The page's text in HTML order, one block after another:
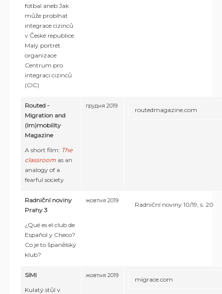
fotbal aneb Jak
může probíhat
integrace cizinců
v České republice.
Malý portrét
organizace
Centrum pro
integraci cizinců
(CIC)​
Routed -
Migration and
(Im)mobility
Magazine
A short film: The
classroom as an
analogy of a
fearful society
грудня 2019
routedmagazine.com
Radniční noviny
Prahy 3
¿Qué es el club de
Español y Checo?
Co je to španělský
klub?
жовтня 2019
Radniční noviny 10/19, s. 20
SIMI
Kulatý stůl v
жовтня 2019
migrace.com